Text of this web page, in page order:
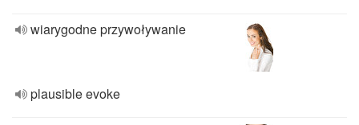
wiarygodne przywoływanie
plausible evoke